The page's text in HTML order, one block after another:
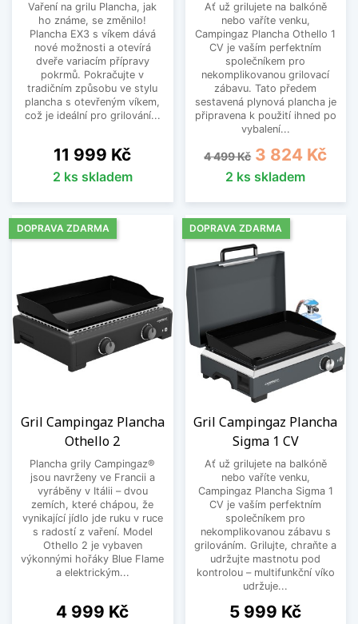
Vaření na grilu Plancha, jak
ho známe, se změnilo!
Plancha EX3 s víkem dává
nové možnosti a otevírá
dveře variacím přípravy
pokrmů. Pokračujte v
tradičním způsobu ve stylu
plancha s otevřeným víkem,
což je ideální pro grilování...
Cena
11 999 Kč
2 ks skladem
Ať už grilujete na balkóně
nebo vaříte venku,
Campingaz Plancha Othello 1
CV je vaším perfektním
společníkem pro
nekomplikovanou grilovací
zábavu. Tato předem
sestavená plynová plancha je
připravena k použití ihned po
vybalení...
Běžná cena
4 499 Kč Cena
3 824 Kč
2 ks skladem
Gril Campingaz Plancha
Othello 2
Plancha grily Campingaz®
jsou navrženy ve Francii a
vyráběny v Itálii – dvou
zemích, které chápou, že
vynikající jídlo jde ruku v ruce
s radostí z vaření. Model
Othello 2 je vybaven
výkonnými hořáky Blue Flame
a elektrickým...
Cena
4 999 Kč
DOPRAVA ZDARMA
Gril Campingaz Plancha
Sigma 1 CV
Ať už grilujete na balkóně
nebo vaříte venku,
Campingaz Plancha Sigma 1
CV je vaším perfektním
společníkem pro
nekomplikovanou zábavu s
grilováním. Grilujte, chraňte a
udržujte mastnotu pod
kontrolou – multifunkční víko
udržuje...
Cena
5 999 Kč
DOPRAVA ZDARMA